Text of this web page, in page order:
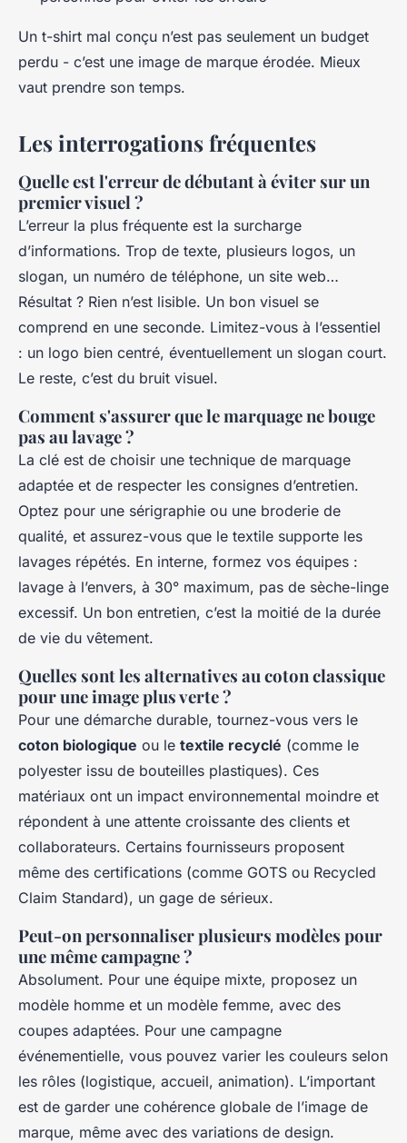
Un t-shirt mal conçu n’est pas seulement un budget
perdu - c’est une image de marque érodée. Mieux
vaut prendre son temps.
Les interrogations fréquentes
Quelle est l'erreur de débutant à éviter sur un
premier visuel ?
L’erreur la plus fréquente est la surcharge
d’informations. Trop de texte, plusieurs logos, un
slogan, un numéro de téléphone, un site web…
Résultat ? Rien n’est lisible. Un bon visuel se
comprend en une seconde. Limitez-vous à l’essentiel
: un logo bien centré, éventuellement un slogan court.
Le reste, c’est du bruit visuel.
Comment s'assurer que le marquage ne bouge
pas au lavage ?
La clé est de choisir une technique de marquage
adaptée et de respecter les consignes d’entretien.
Optez pour une sérigraphie ou une broderie de
qualité, et assurez-vous que le textile supporte les
lavages répétés. En interne, formez vos équipes :
lavage à l’envers, à 30° maximum, pas de sèche-linge
excessif. Un bon entretien, c’est la moitié de la durée
de vie du vêtement.
Quelles sont les alternatives au coton classique
pour une image plus verte ?
Pour une démarche durable, tournez-vous vers le
coton biologique ou le textile recyclé (comme le
polyester issu de bouteilles plastiques). Ces
matériaux ont un impact environnemental moindre et
répondent à une attente croissante des clients et
collaborateurs. Certains fournisseurs proposent
même des certifications (comme GOTS ou Recycled
Claim Standard), un gage de sérieux.
Peut-on personnaliser plusieurs modèles pour
une même campagne ?
Absolument. Pour une équipe mixte, proposez un
modèle homme et un modèle femme, avec des
coupes adaptées. Pour une campagne
événementielle, vous pouvez varier les couleurs selon
les rôles (logistique, accueil, animation). L’important
est de garder une cohérence globale de l’image de
marque, même avec des variations de design.